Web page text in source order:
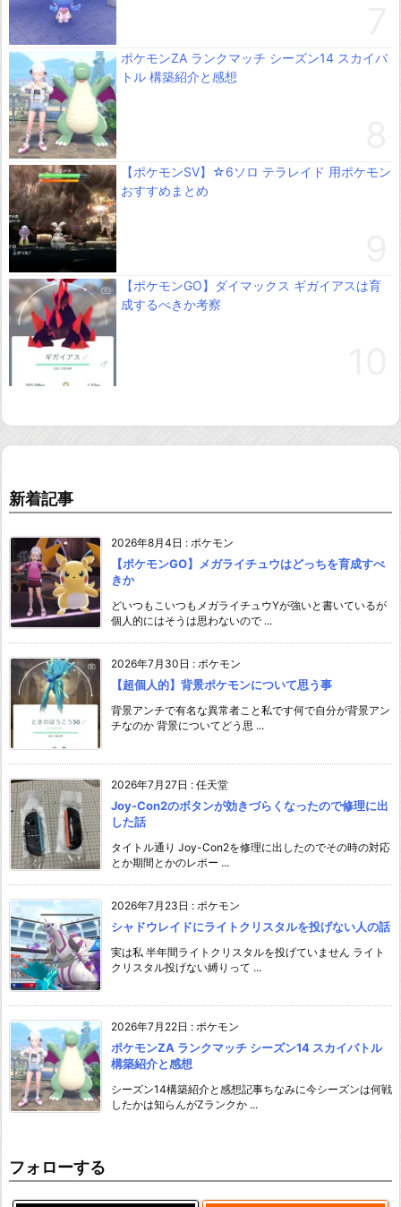
ポケモンZA ランクマッチ シーズン14 スカイバ
トル 構築紹介と感想
【ポケモンSV】☆6ソロ テラレイド 用ポケモン
おすすめまとめ
【ポケモンGO】ダイマックス ギガイアスは育
成するべきか考察
新着記事
2026年8月4日 : ポケモン
【ポケモンGO】メガライチュウはどっちを育成すべ
きか
どいつもこいつもメガライチュウYが強いと書いているが
個人的にはそうは思わないので ...
2026年7月30日 : ポケモン
【超個人的】背景ポケモンについて思う事
背景アンチで有名な異常者こと私です何で自分が背景アン
チなのか 背景についてどう思 ...
2026年7月27日 : 任天堂
Joy-Con2のボタンが効きづらくなったので修理に出
した話
タイトル通り Joy-Con2を修理に出したのでその時の対応
とか期間とかのレポー ...
2026年7月23日 : ポケモン
シャドウレイドにライトクリスタルを投げない人の話
実は私 半年間ライトクリスタルを投げていません ライト
クリスタル投げない縛りって ...
2026年7月22日 : ポケモン
ポケモンZA ランクマッチ シーズン14 スカイバトル
構築紹介と感想
シーズン14構築紹介と感想記事ちなみに今シーズンは何戦
したかは知らんがZランクか ...
フォローする